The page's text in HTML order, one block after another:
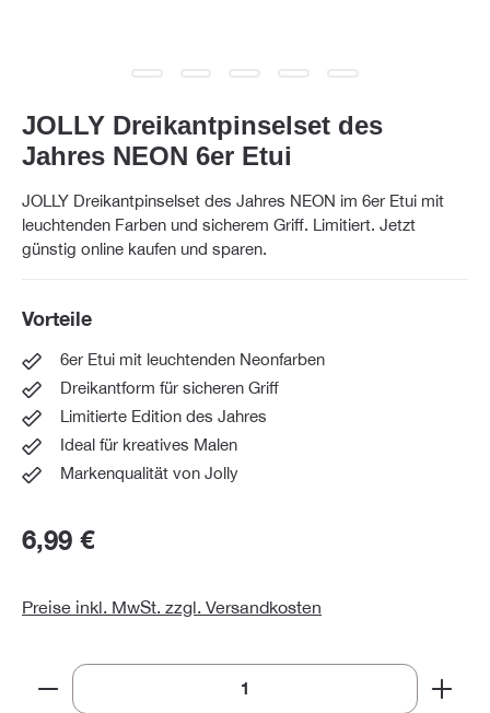
JOLLY Dreikantpinselset des
Jahres NEON 6er Etui
JOLLY Dreikantpinselset des Jahres NEON im 6er Etui mit
leuchtenden Farben und sicherem Griff. Limitiert. Jetzt
günstig online kaufen und sparen.
Vorteile
6er Etui mit leuchtenden Neonfarben
Dreikantform für sicheren Griff
Limitierte Edition des Jahres
Ideal für kreatives Malen
Markenqualität von Jolly
6,99 €
Preise inkl. MwSt. zzgl. Versandkosten
Produkt Anzahl: Gib den gewünschten Wert ein